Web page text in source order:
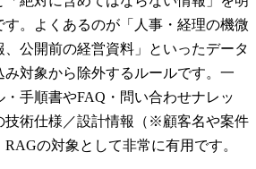
。よくあるのが「人事・経理の機微
公開前の経営資料」といったデータ
対象から除外するルールです。一
手順書やFAQ・問い合わせナレッ
技術仕様／設計情報（※顧客名や案件
の対象として非常に有用です。